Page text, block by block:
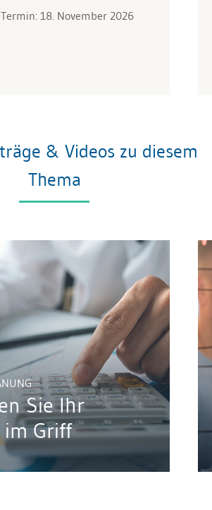
18. November 2026
& Videos zu diesem
Thema
Sie Ihr
im Griff